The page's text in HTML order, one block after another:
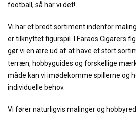
football, så har vi det!
Vi har et bredt sortiment indenfor
er tilknyttet figurspil. I Faraos Cigarers
gør vi en ære ud af at have et stort
terræn, hobbyguides og forskellige
måde kan vi imødekomme spillerne og
individuelle behov.
Vi fører naturligvis malinger og